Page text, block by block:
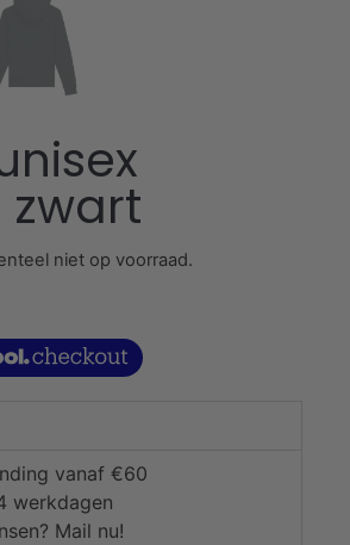
zwart
niet op voorraad.
vanaf €60
werkdagen
Mail nu!